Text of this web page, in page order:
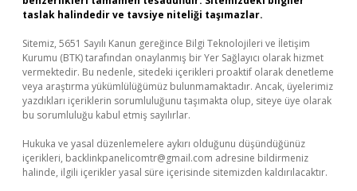
taslak halindedir ve tavsiye niteliği taşımazlar.
Sitemiz, 5651 Sayılı Kanun gereğince Bilgi Teknolojileri ve İletişim
Kurumu (BTK) tarafından onaylanmış bir Yer Sağlayıcı olarak hizmet
vermektedir. Bu nedenle, sitedeki içerikleri proaktif olarak denetleme
veya araştırma yükümlülüğümüz bulunmamaktadır. Ancak, üyelerimiz
yazdıkları içeriklerin sorumluluğunu taşımakta olup, siteye üye olarak
bu sorumluluğu kabul etmiş sayılırlar.
Hukuka ve yasal düzenlemelere aykırı olduğunu düşündüğünüz
içerikleri, backlinkpanelicomtr@gmail.com adresine bildirmeniz
halinde, ilgili içerikler yasal süre içerisinde sitemizden kaldırılacaktır.